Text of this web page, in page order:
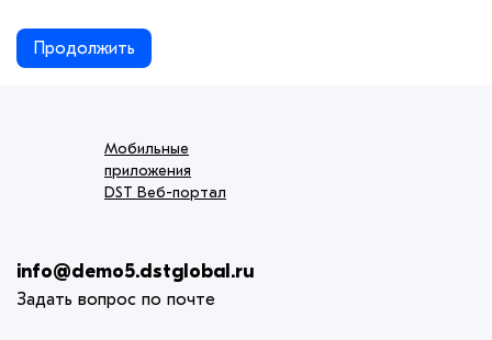
Продолжить
Мобильные
приложения
DST Веб-портал
info@demo5.dstglobal.ru
Задать вопрос по почте